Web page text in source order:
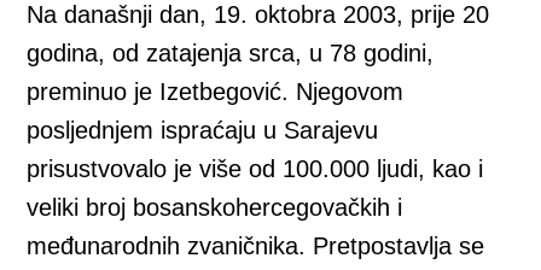
Na današnji dan, 19. oktobra 2003, prije 20
godina, od zatajenja srca, u 78 godini,
preminuo je Izetbegović. Njegovom
posljednjem ispraćaju u Sarajevu
prisustvovalo je više od 100.000 ljudi, kao i
veliki broj bosanskohercegovačkih i
međunarodnih zvaničnika. Pretpostavlja se